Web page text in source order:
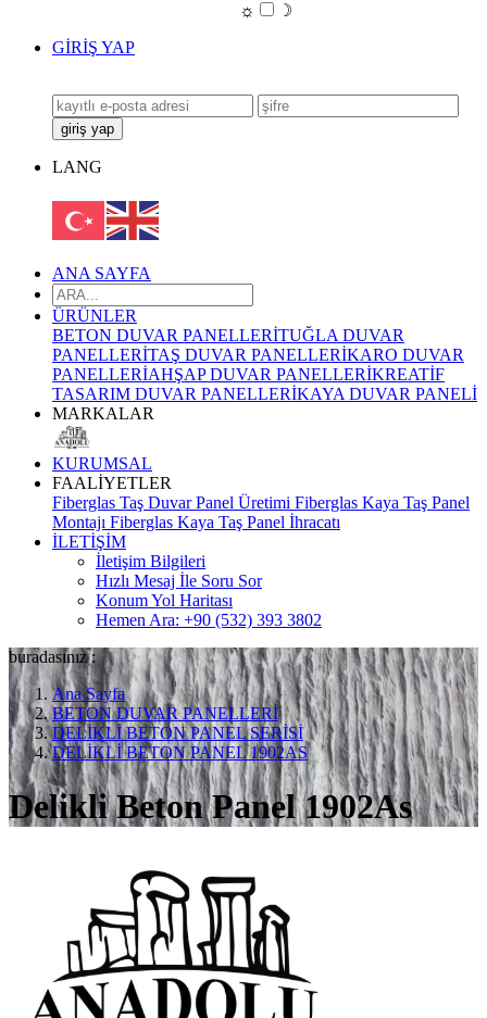
☼
☽
GİRİŞ YAP
LANG
ANA SAYFA
ÜRÜNLER
BETON DUVAR PANELLERİTUĞLA DUVAR
PANELLERİTAŞ DUVAR PANELLERİKARO DUVAR
PANELLERİAHŞAP DUVAR PANELLERİKREATİF
TASARIM DUVAR PANELLERİKAYA DUVAR PANELİ
MARKALAR
KURUMSAL
FAALİYETLER
Fiberglas Taş Duvar Panel Üretimi Fiberglas Kaya Taş Panel
Montajı Fiberglas Kaya Taş Panel İhracatı
İLETİŞİM
İletişim Bilgileri
Hızlı Mesaj İle Soru Sor
Konum Yol Haritası
Hemen Ara: +90 (532) 393 3802
buradasınız :
Ana Sayfa
BETON DUVAR PANELLERİ
DELİKLİ BETON PANEL SERİSİ
DELİKLİ BETON PANEL 1902AS
Delikli Beton Panel 1902As